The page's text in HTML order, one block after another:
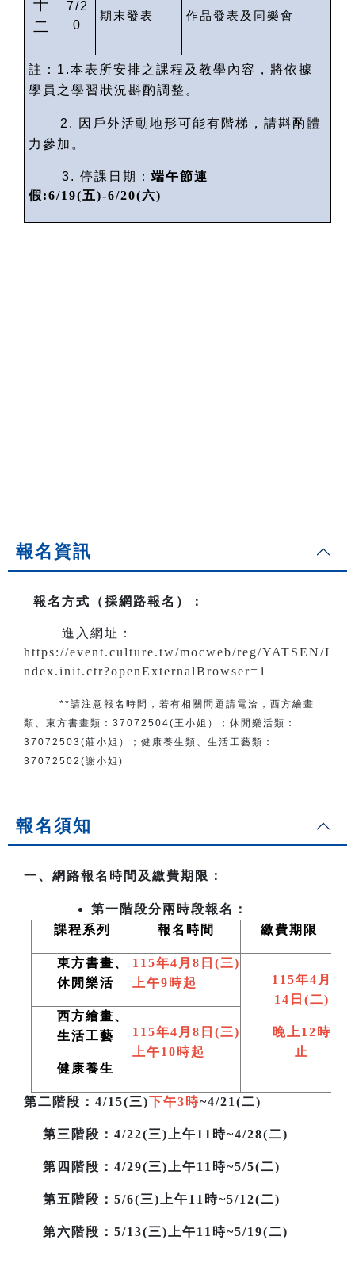
十
二
7/2
0
期末發表 作品發表及同樂會
註： 1.本表所安排之課程及教學內容，將依據
學員之學習狀況斟酌調整。
2.
因戶外活動地形可能有階梯，請斟酌體
力參加。
3. 停課日期： 端午節連
假:6/19(五)-6/20(六)
報名資訊
報名方式（採網路報名） ：
進入網址：
https://event.culture.tw/mocweb/reg/YATSEN/I
ndex.init.ctr?openExternalBrowser=1
**請注意報名時間，若有相關問題 請電洽 ， 西方繪畫
類、東方書畫類： 37072504(王小姐） ； 休閒樂活類：
37072503(莊小姐）； 健康養生類、生活工藝類：
37072502(謝小姐)
報名須知
一、網路報名時間及繳費期限：
第一階段分兩時段報名：
課程系列
報名時間 繳費期限
東方書畫、
休閒樂活
115年4月8日(三)
上午9時起
115年4月
14日(二)
晚上12時
止
西方繪畫、
生活工藝
健康養生
115年4月8日(三)
上午10時起
第二階段 ：4/15(三)下午3時~4/21(二)
第三階段 ：4/22(三)上午11時~4/28(二)
第四階段：4/29(三)上午11時~5/5(二)
第五階段：5/6(三)上午11時~5/12(二)
第六階段：5/13(三)上午11時~5/19(二)